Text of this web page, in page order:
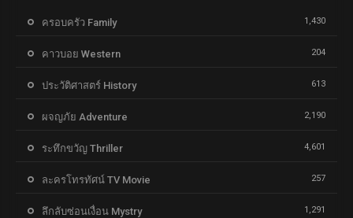
ครอบครัว Family 1,430
คาวบอย Western 204
ประวัติศาสตร์ History 613
ผจญภัย Adventure 2,190
ระทึกขวัญ Thriller 4,601
ละครโทรทัศน์ TV Movie 257
ลึกลับซ่อนเงื่อน Mystry 1,291